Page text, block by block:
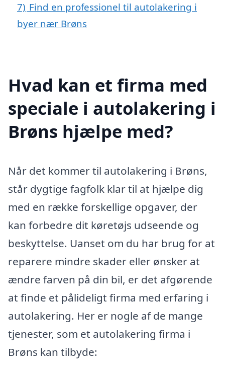
7) Find en professionel til autolakering i
byer nær Brøns
Hvad kan et firma med
speciale i autolakering i
Brøns hjælpe med?
Når det kommer til autolakering i Brøns,
står dygtige fagfolk klar til at hjælpe dig
med en række forskellige opgaver, der
kan forbedre dit køretøjs udseende og
beskyttelse. Uanset om du har brug for at
reparere mindre skader eller ønsker at
ændre farven på din bil, er det afgørende
at finde et pålideligt firma med erfaring i
autolakering. Her er nogle af de mange
tjenester, som et autolakering firma i
Brøns kan tilbyde: